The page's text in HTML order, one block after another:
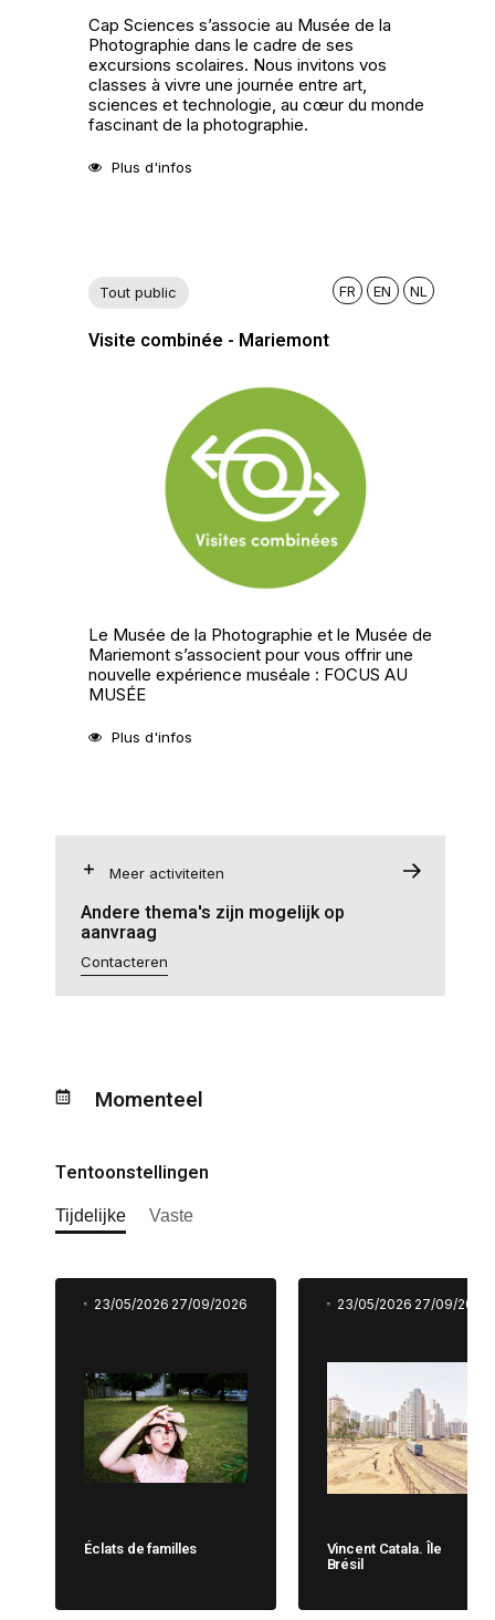
Cap Sciences s’associe au Musée de la
Photographie dans le cadre de ses
excursions scolaires. Nous invitons vos
classes à vivre une journée entre art,
sciences et technologie, au cœur du monde
fascinant de la photographie.
Plus d'infos
Tout public FR EN NL
Visite combinée - Mariemont
Le Musée de la Photographie et le Musée de
Mariemont s’associent pour vous offrir une
nouvelle expérience muséale : FOCUS AU
MUSÉE
Plus d'infos
Meer activiteiten
Andere thema's zijn mogelijk op
aanvraag
Contacteren
Momenteel
Tentoonstellingen
Tijdelijke Vaste
23/05/2026 27/09/2026
Éclats de familles
23/05/2026 27/09/2026
Vincent Catala. Île
Brésil